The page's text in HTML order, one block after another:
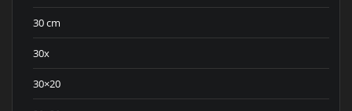
30 cm
30x
30×20